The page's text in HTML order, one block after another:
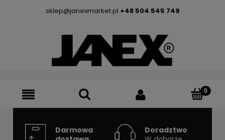
sklep@janexmarket.pl +48 504 545 749
Darmowa
Doradztwo